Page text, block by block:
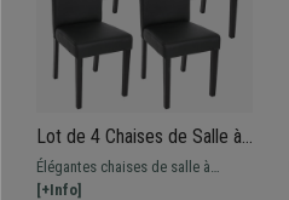
Lot de 4 Chaises de Salle à
Manger LITAU, Cuir Mat Noir
et Pieds Noirs
Élégantes chaises de salle à
manger, à un excellent rapport
[+Info]